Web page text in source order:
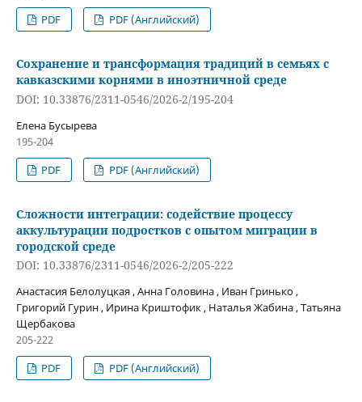
PDF
PDF (Английский)
Сохранение и трансформация традиций в семьях с
кавказскими корнями в иноэтничной среде
DOI: 10.33876/2311-0546/2026-2/195-204
Елена Бусырева
195-204
PDF
PDF (Английский)
Сложности интеграции: содействие процессу
аккультурации подростков с опытом миграции в
городской среде
DOI: 10.33876/2311-0546/2026-2/205-222
Анастасия Белолуцкая , Анна Головина , Иван Гринько ,
Григорий Гурин , Ирина Криштофик , Наталья Жабина , Татьяна
Щербакова
205-222
PDF
PDF (Английский)